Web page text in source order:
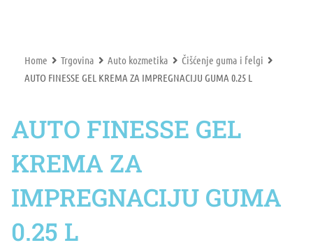
Home Trgovina Auto kozmetika
Čišćenje guma i felgi
AUTO FINESSE GEL KREMA ZA IMPREGNACIJU GUMA 0.25 L
AUTO FINESSE GEL
KREMA ZA
IMPREGNACIJU GUMA
0.25 L